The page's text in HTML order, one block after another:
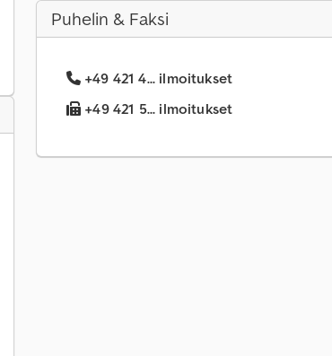
Puhelin & Faksi
+49 421 4... ilmoitukset
+49 421 5... ilmoitukset